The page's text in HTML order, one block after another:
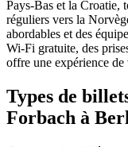
Pays-Bas et la Croatie,
réguliers vers la
abordables et des
Wi-Fi gratuite, des
offre une expérience de
Types de
Forbach à